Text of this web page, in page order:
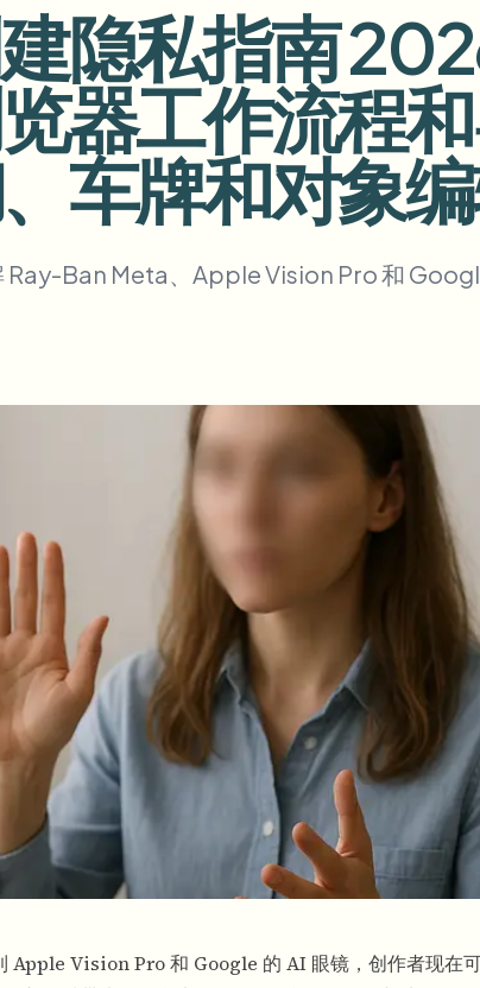
BETA
and get AI summaries
Moto Vlogger Streamer Journalist
生态系统
视频智能
搜索和理解视频 — Ceptory
隐私指南
器工作流程
车牌和对象
Ban Meta、Apple Vision Pro 和
Apple Vision Pro 和 Google 的 AI 眼镜，创作者现在